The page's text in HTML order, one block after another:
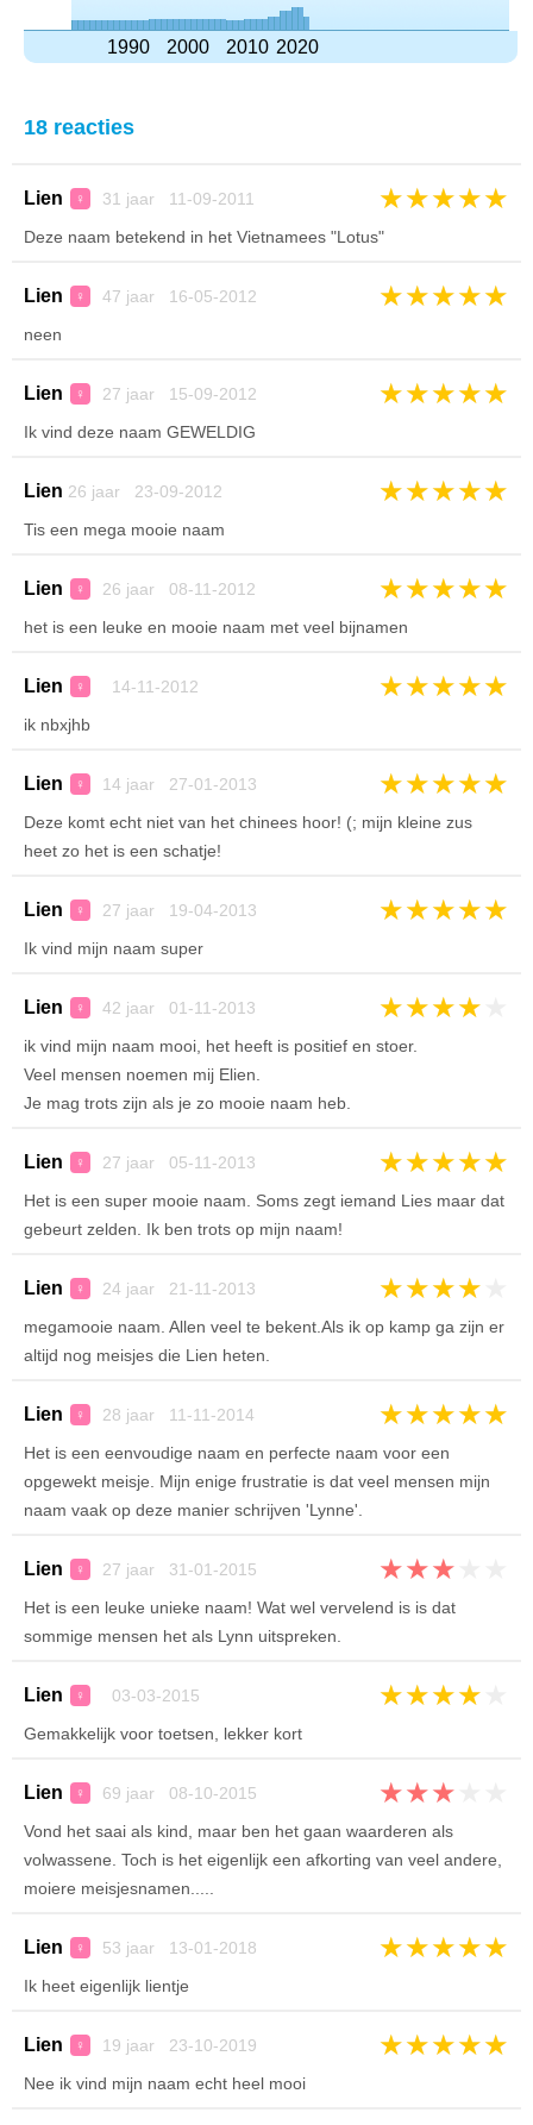
1990 2000 2010 2020
18 reacties
Lien ♀ 31 jaar 11-09-2011 ★★★★★
Deze naam betekend in het Vietnamees "Lotus"
Lien ♀ 47 jaar 16-05-2012 ★★★★★
neen
Lien ♀ 27 jaar 15-09-2012 ★★★★★
Ik vind deze naam GEWELDIG
Lien 26 jaar 23-09-2012 ★★★★★
Tis een mega mooie naam
Lien ♀ 26 jaar 08-11-2012 ★★★★★
het is een leuke en mooie naam met veel bijnamen
Lien ♀ 14-11-2012 ★★★★★
ik nbxjhb
Lien ♀ 14 jaar 27-01-2013 ★★★★★
Deze komt echt niet van het chinees hoor! (; mijn kleine zus
heet zo het is een schatje!
Lien ♀ 27 jaar 19-04-2013 ★★★★★
Ik vind mijn naam super
Lien ♀ 42 jaar 01-11-2013 ★★★★
ik vind mijn naam mooi, het heeft is positief en stoer.
Veel mensen noemen mij Elien.
Je mag trots zijn als je zo mooie naam heb.
Lien ♀ 27 jaar 05-11-2013 ★★★★★
Het is een super mooie naam. Soms zegt iemand Lies maar dat
gebeurt zelden. Ik ben trots op mijn naam!
Lien ♀ 24 jaar 21-11-2013 ★★★★
megamooie naam. Allen veel te bekent.Als ik op kamp ga zijn er
altijd nog meisjes die Lien heten.
Lien ♀ 28 jaar 11-11-2014 ★★★★★
Het is een eenvoudige naam en perfecte naam voor een
opgewekt meisje. Mijn enige frustratie is dat veel mensen mijn
naam vaak op deze manier schrijven 'Lynne'.
Lien ♀ 27 jaar 31-01-2015 ★★★
Het is een leuke unieke naam! Wat wel vervelend is is dat
sommige mensen het als Lynn uitspreken.
Lien ♀ 03-03-2015 ★★★★
Gemakkelijk voor toetsen, lekker kort
Lien ♀ 69 jaar 08-10-2015 ★★★
Vond het saai als kind, maar ben het gaan waarderen als
volwassene. Toch is het eigenlijk een afkorting van veel andere,
moiere meisjesnamen.....
Lien ♀ 53 jaar 13-01-2018 ★★★★★
Ik heet eigenlijk lientje
Lien ♀ 19 jaar 23-10-2019 ★★★★★
Nee ik vind mijn naam echt heel mooi